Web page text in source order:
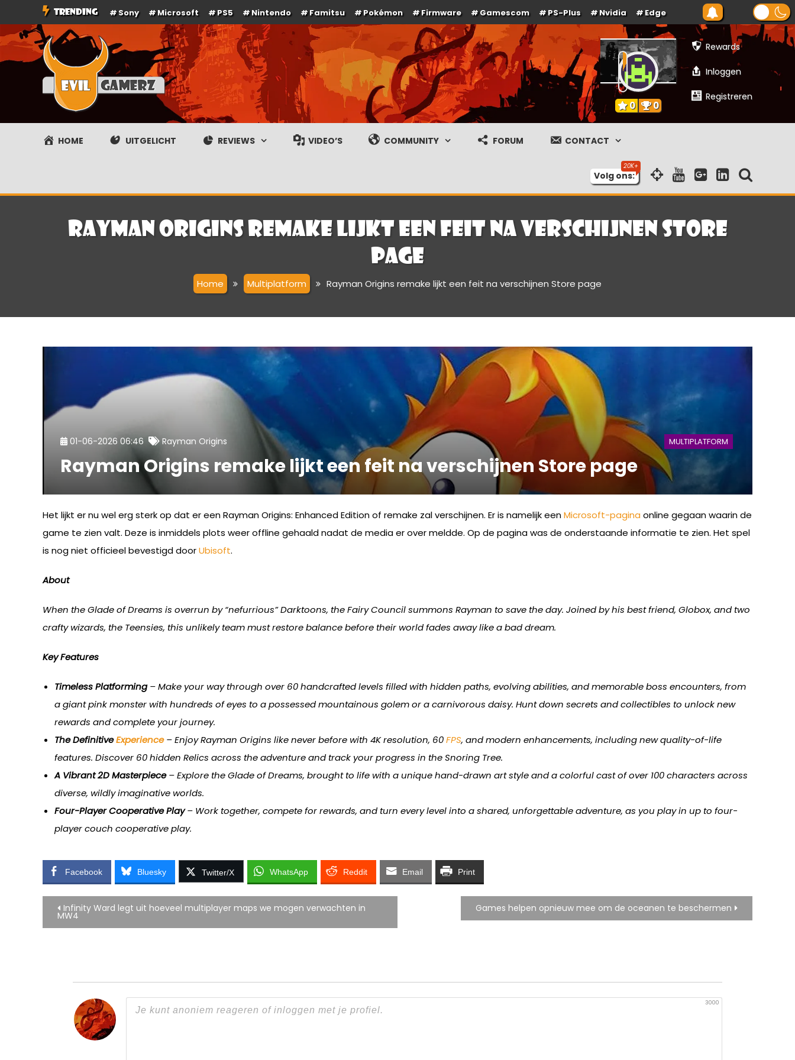
naar
de
TRENDING Sony Microsoft PS5 Nintendo Famitsu Pokémon Firmware Gamescom PS-Plus Nvidia Edge
Evilgamerz
Het meest interessante game nieuws, reviews, coverage en gameplay streams
Rewards
Inloggen
Registreren
0 0
HOME UITGELICHT REVIEWS VIDEO’S COMMUNITY FORUM CONTACT
Volg ons:
Rayman Origins remake lijkt een feit na verschijnen Store
page
Home Multiplatform Rayman Origins remake lijkt een feit na verschijnen Store page
MULTIPLATFORM
01-06-2026 06:46 Rayman Origins
Rayman Origins remake lijkt een feit na verschijnen Store page
Het lijkt er nu wel erg sterk op dat er een Rayman Origins: Enhanced Edition of remake zal verschijnen. Er is namelijk eenMicrosoft-pagina online gegaan waarin de
game te zien valt. Deze is inmiddels plots weer offline gehaald nadat de media er over meldde. Op de pagina was de onderstaande informatie te zien. Het spel
is nog niet officieel bevestigd doorUbisoft.
About
When the Glade of Dreams is overrun by “nefurrious” Darktoons, the Fairy Council summons Rayman to save the day. Joined by his best friend, Globox, and two
crafty wizards, the Teensies, this unlikely team must restore balance before their world fades away like a bad dream.
Key Features
Timeless Platforming– Make your way through over 60 handcrafted levels filled with hidden paths, evolving abilities, and memorable boss encounters, from
a giant pink monster with hundreds of eyes to a possessed mountainous golem or a carnivorous daisy. Hunt down secrets and collectibles to unlock new
rewards and complete your journey.
The DefinitiveExperience– Enjoy Rayman Origins like never before with 4K resolution, 60FPS, and modern enhancements, including new quality-of-life
features. Discover 60 hidden Relics across the adventure and track your progress in the Snoring Tree.
A Vibrant 2D Masterpiece– Explore the Glade of Dreams, brought to life with a unique hand-drawn art style and a colorful cast of over 100 characters across
diverse, wildly imaginative worlds.
Four-Player Cooperative Play– Work together, compete for rewards, and turn every level into a shared, unforgettable adventure, as you play in up to four-
player couch cooperative play.
Facebook Bluesky Twitter/X WhatsApp Reddit Email Print
Bericht
navigatie
Infinity Ward legt uit hoeveel multiplayer maps we mogen verwachten in
MW4
Games helpen opnieuw mee om de oceanen te beschermen
3000